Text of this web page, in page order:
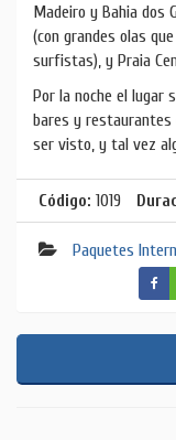
Madeiro y Bahia dos
(con grandes olas
surfistas), y Praia
Por la noche el lugar
bares y restaurantes
ser visto, y tal vez
Código: 1019
Paquetes